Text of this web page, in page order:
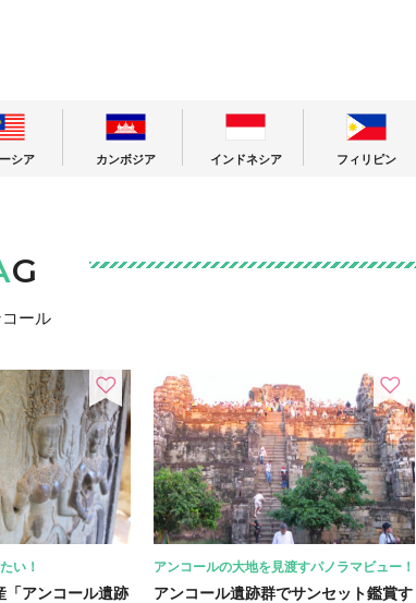
シア カンボジア インドネシア フィリピン
G
ール
い！
「アンコール遺跡
アンコールの大地を見渡すパノラマビュー！
アンコール遺跡群でサンセット鑑賞す